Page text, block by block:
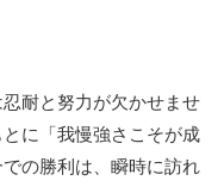
耐と努力が欠かせませ
に「我慢強さこそが成
の勝利は、瞬時に訪れ